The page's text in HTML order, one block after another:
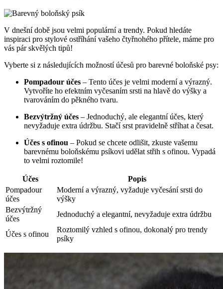
V dnešní době jsou velmi populární a trendy. Pokud ‌hledáte
inspiraci pro stylové ostříhání vašeho čtyřnohého přítele, máme pro
vás ⁤pár skvělých tipů!
Vyberte si ⁤z ⁣následujících‍ možností⁣ účesů pro barevné boloňské psy:
Pompadour⁣ účes – Tento ​účes je ⁤velmi moderní⁢ a výrazný.​
Vytvoříte ho efektním vyčesaním srsti na hlavě do výšky⁢ a
tvarováním do pěkného tvaru.
Bezvýtržný účes – Jednoduchý, ale elegantní účes, který⁤
nevyžaduje extra údržbu. Stačí srst pravidelně stříhat ‌a česat.
Účes s ofinou – Pokud se chcete ‍odlišit,​ zkuste vašemu⁢
barevnému boloňskému psíkovi⁣ udělat střih s ofinou. Vypadá
to ‌velmi roztomile!
Účes
Popis
Pompadour
účes
Moderní a výrazný, vyžaduje vyčesání srsti do
výšky
Bezvýtržný
účes
Jednoduchý a elegantní, nevyžaduje extra údržbu
Účes⁤ s ofinou
Roztomilý vzhled s ofinou, dokonalý pro trendy
psíky